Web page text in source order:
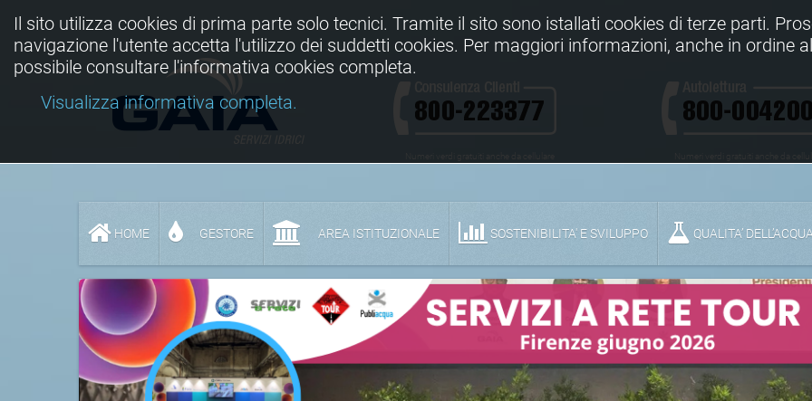
HOME GESTORE AREA ISTITUZIONALE SOSTENIBILITA' E SVILUPPO QUALITA’
Il sito utilizza cookies di prima parte solo tecnici. Tramite il sito sono istallati cookies di terze parti.
navigazione l'utente accetta l'utilizzo dei suddetti cookies. Per maggiori informazioni, anche in ordine
possibile consultare l'informativa cookies completa.
Visualizza informativa completa.